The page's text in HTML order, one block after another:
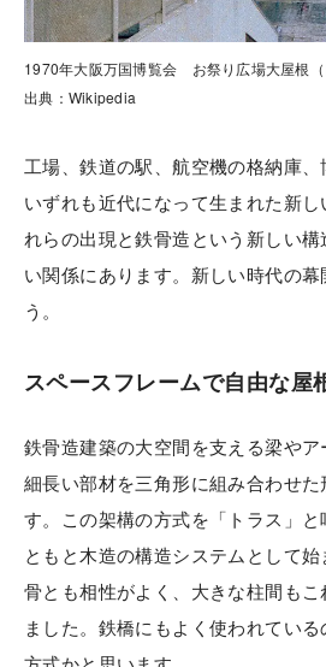
1970年大阪万国博覧会 お祭り広場大屋根（
出典：Wikipedia
工場、鉄道の駅、航空機の格納庫、
いずれも近代になって生まれた新
れらの出現と鉄骨造という新しい
い関係にあります。新しい時代の
う。
スペースフレームで自由な屋
鉄骨造建築の大空間を支える梁や
細長い部材を三角形に組み合わせ
す。この架構の方式を「トラス」
ともと木造の構造システムとして
骨とも相性がよく、大きな柱間も
ました。鉄橋にもよく使われてい